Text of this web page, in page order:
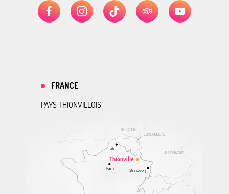
ALLEMAGNE
BELGIQUE
LUXEMBOURG
Thionville
Lille
Paris Strasbourg
FRANCE
PAYS THIONVILLOIS